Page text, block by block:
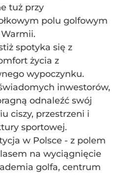
tuż przy
polu golfowym
spotyka się z
życia z
wypoczynku.
inwestorów,
odnaleźć swój
ciszy, przestrzeni i
sportowej.
w Polsce - z polem
na wyciągnięcie
golfa, centrum